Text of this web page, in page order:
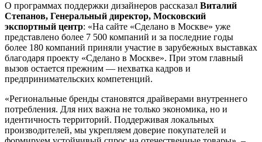
О программах поддержки дизайнеров рассказал Виталий
Степанов, Генеральный директор, Московский
экспортный центр: «На сайте «Сделано в Москве» уже
представлено более 7 500 компаний и за последние годы
более 180 компаний приняли участие в зарубежных выставках
благодаря проекту «Сделано в Москве». При этом главный
вызов остается прежним — нехватка кадров и
предпринимательских компетенций.
«Региональные бренды становятся драйверами внутреннего
потребления. Для них важна не только экономика, но и
идентичность территорий. Поддерживая локальных
производителей, мы укрепляем доверие покупателей и